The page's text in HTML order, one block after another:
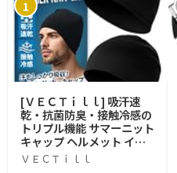
1
[ＶＥＣＴｉｌｌ] 吸汗速
乾・抗菌防臭・接触冷感の
トリプル機能 サマーニット
キャップ ヘルメット イン
ナー 2枚組 夏用 インナーキ
ャップ フリーサイズ バイ
ＶＥＣＴｉｌｌ